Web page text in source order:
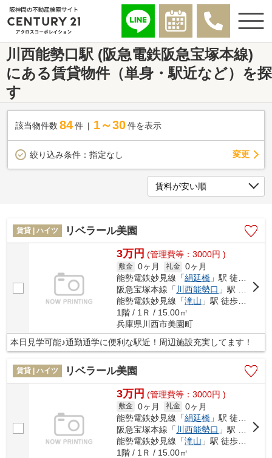
川西能勢口駅 (阪急電鉄阪急宝塚本線)
にある賃貸物件（単身・駅近など）を探
す
該当物件数 84件 1～30 件を表示
絞り込み条件： 指定なし 変更
賃貸 | ハイツ リベラール美園
3万円 (管理費等：3000円 )
敷金 0ヶ月 礼金 0ヶ月
能勢電鉄妙見線「絹延橋 」駅 徒歩5分
阪急宝塚本線「 川西能勢口 」駅 徒歩13分
能勢電鉄妙見線「滝山 」駅 徒歩15分
1階 / 1Ｒ / 15.00㎡
兵庫県川西市美園町
本日見学可能♪通勤通学に便利な駅近！周辺施設充実してます！
賃貸 | ハイツ リベラール美園
3万円 (管理費等：3000円 )
敷金 0ヶ月 礼金 0ヶ月
能勢電鉄妙見線「絹延橋 」駅 徒歩5分
阪急宝塚本線「 川西能勢口 」駅 徒歩13分
能勢電鉄妙見線「滝山 」駅 徒歩15分
1階 / 1Ｒ / 15.00㎡